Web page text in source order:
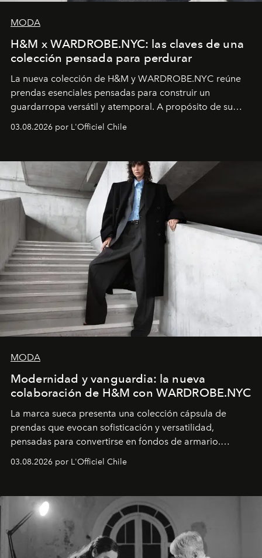
MODA
H&M x WARDROBE.NYC: las claves de una
colección pensada para perdurar
La nueva colección de H&M y WARDROBE.NYC reúne
prendas esenciales pensadas para construir un
guardarropa versátil y atemporal. A propósito de su
la asesora creativa y jefa de diseño global de la marca
y la filosofía detrás de la propuesta.
03.08.2026 por L'Officiel Chile
MODA
Modernidad y vanguardia: la nueva
colaboración de H&M con WARDROBE.NYC
La marca sueca presenta una colección cápsula de
prendas que evocan sofisticación y versatilidad,
pensadas para convertirse en fondos de armario.
03.08.2026 por L'Officiel Chile